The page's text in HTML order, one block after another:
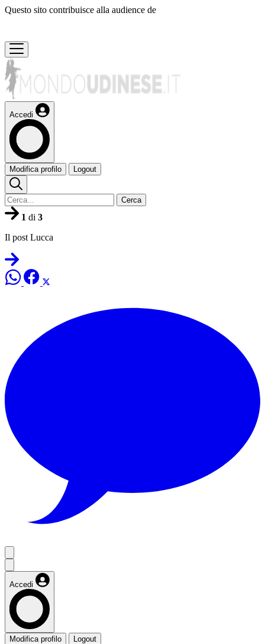
Questo sito contribuisce alla audience de
Accedi
Modifica profilo Logout
Cerca
1 di 3
Il post Lucca
Accedi
Modifica profilo Logout